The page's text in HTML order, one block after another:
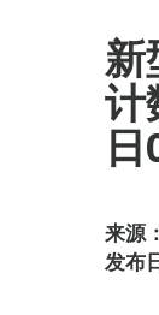
新
计
来源：
发布